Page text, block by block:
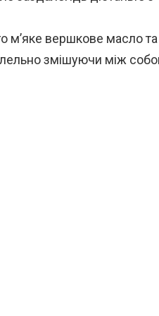
м’яке вершкове масло та
змішуючи між